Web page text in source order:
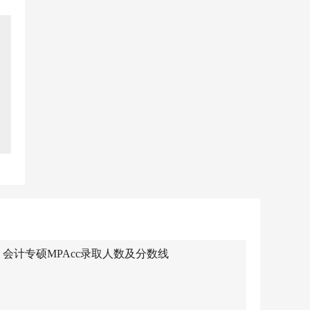
计专硕MPAcc录取人数及分数线